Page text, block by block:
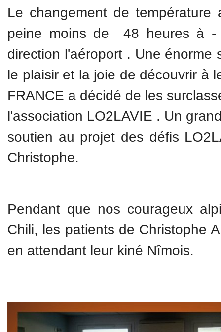
Le changement de
peine moins de 48 heures à -
direction l'aéroport . Une
le plaisir et la joie de découvrir à
FRANCE a décidé de les
l'association LO2LAVIE . Un
soutien au projet des défis
Christophe.
Pendant que nos courageux
Chili, les patients de Christophe
en attendant leur kiné Nîmois.